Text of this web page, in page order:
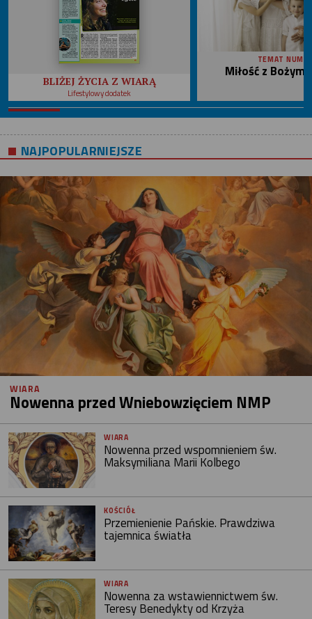
BLIŻEJ ŻYCIA Z WIARĄ
Lifestylowy dodatek
TEMAT
Miłość z
NAJPOPULARNIEJSZE
WIARA
Nowenna przed Wniebowzięciem NMP
WIARA
Nowenna przed wspomnieniem św.
Maksymiliana Marii Kolbego
KOŚCIÓŁ
Przemienienie Pańskie. Prawdziwa
tajemnica światła
WIARA
Nowenna za wstawiennictwem św.
Teresy Benedykty od Krzyża